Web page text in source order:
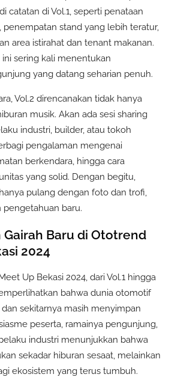
catatan di Vol.1, seperti penataan
penempatan stand yang lebih teratur,
area istirahat dan tenant makanan.
sering kali menentukan
yang datang seharian penuh.
Vol.2 direncanakan tidak hanya
musik. Akan ada sesi sharing
industri, builder, atau tokoh
pengalaman mengenai
berkendara, hingga cara
yang solid. Dengan begitu,
pulang dengan foto dan trofi,
baru.
Gairah Baru di Ototrend
2024
Up Bekasi 2024, dari Vol.1 hingga
bahwa dunia otomotif
sekitarnya masih menyimpan
peserta, ramainya pengunjung,
industri menunjukkan bahwa
sekadar hiburan sesaat, melainkan
ekosistem yang terus tumbuh.